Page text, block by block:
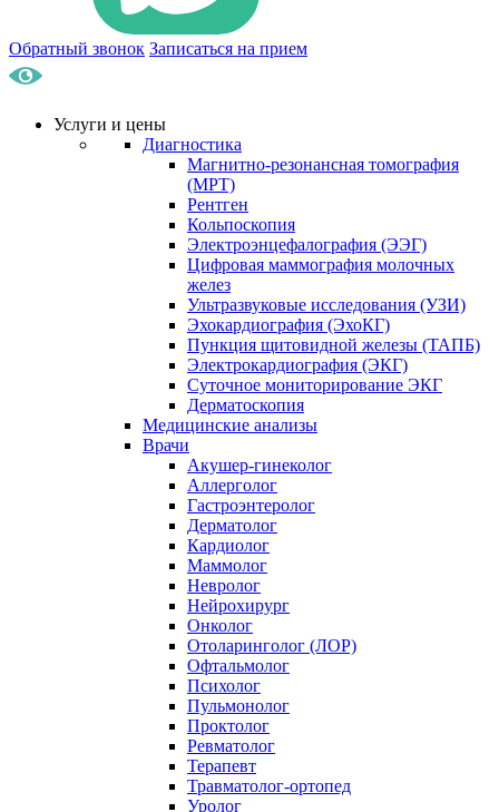
Обратный звонок Записаться на прием
Услуги и цены
Диагностика
Магнитно-резонансная томография
(МРТ)
Рентген
Кольпоскопия
Электроэнцефалография (ЭЭГ)
Цифровая маммография молочных
желез
Ультразвуковые исследования (УЗИ)
Эхокардиография (ЭхоКГ)
Пункция щитовидной железы (ТАПБ)
Электрокардиография (ЭКГ)
Суточное мониторирование ЭКГ
Дерматоскопия
Медицинские анализы
Врачи
Акушер-гинеколог
Аллерголог
Гастроэнтеролог
Дерматолог
Кардиолог
Маммолог
Невролог
Нейрохирург
Онколог
Отоларинголог (ЛОР)
Офтальмолог
Психолог
Пульмонолог
Проктолог
Ревматолог
Терапевт
Травматолог-ортопед
Уролог